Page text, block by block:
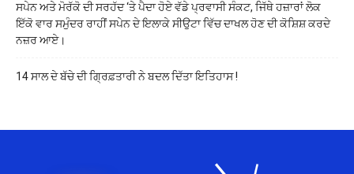
ਸਪੇਨ ਅਤੇ ਮੋਰੱਕੋ ਦੀ ਸਰਹੱਦ ‘ਤੇ ਪੈਦਾ ਹੋਏ ਵੱਡੇ ਪ੍ਰਵਾਸੀ ਸੰਕਟ, ਜਿੱਥੇ ਹਜ਼ਾਰਾਂ ਲੋਕ
ਇੱਕੋ ਵਾਰ ਸਮੁੰਦਰ ਰਾਹੀਂ ਸਪੇਨ ਦੇ ਇਲਾਕੇ ਸੀਉਟਾ ਵਿੱਚ ਦਾਖਲ ਹੋਣ ਦੀ ਕੋਸ਼ਿਸ਼ ਕਰਦੇ
ਨਜ਼ਰ ਆਏ।
14 ਸਾਲ ਦੇ ਬੱਚੇ ਦੀ ਗ੍ਰਿਫ਼ਤਾਰੀ ਨੇ ਬਦਲ ਦਿੱਤਾ ਇਤਿਹਾਸ !